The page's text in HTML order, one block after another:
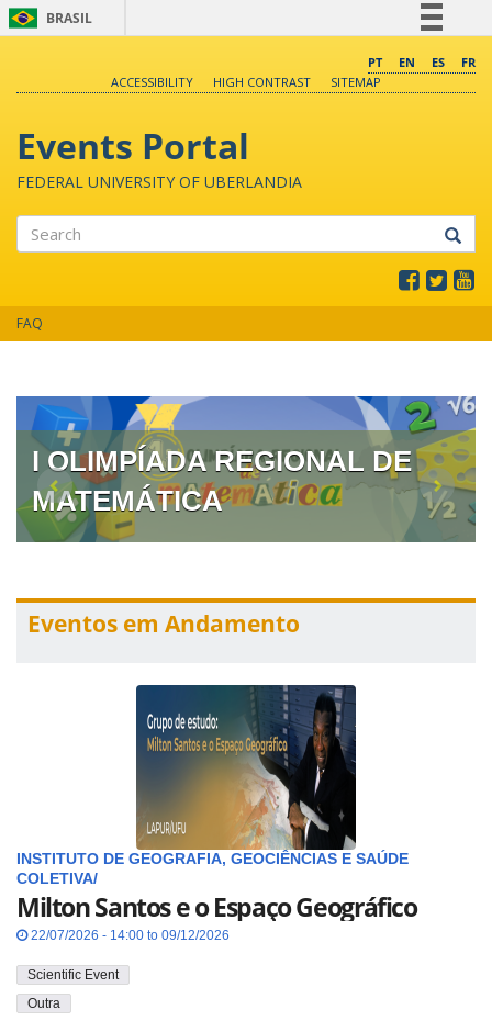
BRASIL
Comunica BR
Canais
PT EN ES
FR
ACCESSIBILITY
HIGH CONTRAST SITEMAP
Events Portal
FEDERAL UNIVERSITY OF UBERLANDIA
FAQ
I OLIMPÍADA REGIONAL DE
MATEMÁTICA
Eventos em Andamento
INSTITUTO DE GEOGRAFIA, GEOCIÊNCIAS E SAÚDE
COLETIVA/
Milton Santos e o Espaço Geográfico
22/07/2026 - 14:00 to 09/12/2026
Scientific Event
Outra